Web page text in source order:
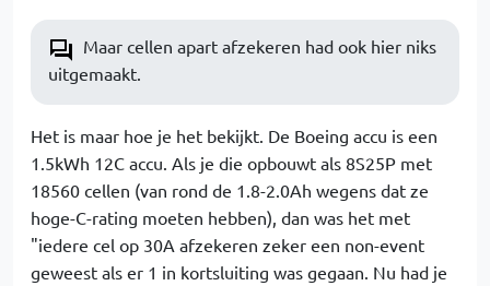
Maar cellen apart afzekeren had ook hier niks
uitgemaakt.
Het is maar hoe je het bekijkt. De Boeing accu is een
1.5kWh 12C accu. Als je die opbouwt als 8S25P met
18560 cellen (van rond de 1.8-2.0Ah wegens dat ze
hoge-C-rating moeten hebben), dan was het met
"iedere cel op 30A afzekeren zeker een non-event
geweest als er 1 in kortsluiting was gegaan. Nu had je